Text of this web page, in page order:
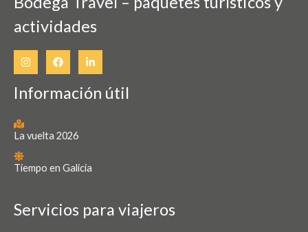
la
actividades
Información útil
La vuelta 2026
Tiempo en Galicia
Servicios para viajeros